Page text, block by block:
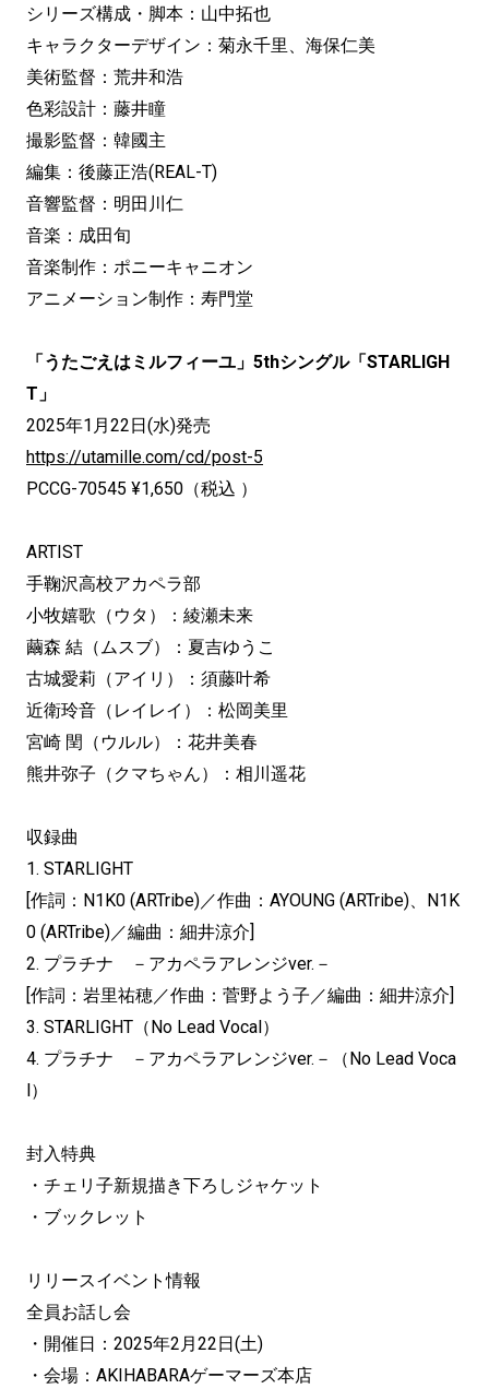
シリーズ構成・脚本：山中拓也
キャラクターデザイン：菊永千里、海保仁美
美術監督：荒井和浩
色彩設計：藤井瞳
撮影監督：韓國主
編集：後藤正浩(REAL-T)
音響監督：明田川仁
音楽：成田旬
音楽制作：ポニーキャニオン
アニメーション制作：寿門堂
「うたごえはミルフィーユ」5thシングル「STARLIGH
T」
2025年1月22日(水)発売
https://utamille.com/cd/post-5
PCCG-70545 ¥1,650（税込 ）
ARTIST
手鞠沢高校アカペラ部
小牧嬉歌（ウタ）：綾瀬未来
繭森 結（ムスブ）：夏吉ゆうこ
古城愛莉（アイリ）：須藤叶希
近衛玲音（レイレイ）：松岡美里
宮崎 閏（ウルル）：花井美春
熊井弥子（クマちゃん）：相川遥花
収録曲
1. STARLIGHT
[作詞：N1K0 (ARTribe)／作曲：AYOUNG (ARTribe)、N1K
0 (ARTribe)／編曲：細井涼介]
2. プラチナ －アカペラアレンジver.－
[作詞：岩里祐穂／作曲：菅野よう子／編曲：細井涼介]
3. STARLIGHT（No Lead Vocal）
4. プラチナ －アカペラアレンジver.－（No Lead Voca
l）
封入特典
・チェリ子新規描き下ろしジャケット
・ブックレット
リリースイベント情報
全員お話し会
・開催日：2025年2月22日(土)
・会場：AKIHABARAゲーマーズ本店